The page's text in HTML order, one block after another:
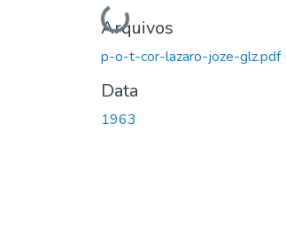
Carregando...
Arquivos
p-o-t-cor-lazaro-joze-glz.pdf
Data
1963